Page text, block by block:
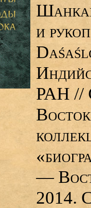
и
РАН //
—
2014.